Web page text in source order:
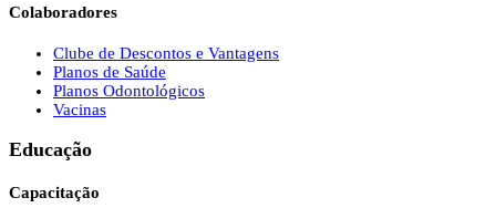
Colaboradores
Clube de Descontos e Vantagens
Planos de Saúde
Planos Odontológicos
Vacinas
Educação
Capacitação